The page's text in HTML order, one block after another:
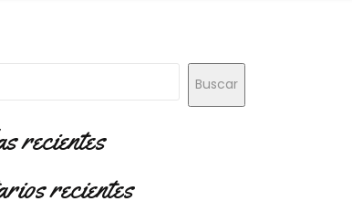
Buscar
recientes
recientes